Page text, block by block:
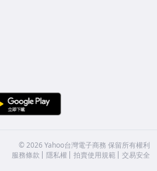
Store
©2026 Yahoo台灣電子商務 保留所有權利
服務條款
隱私權 拍賣使用規範 交易安全